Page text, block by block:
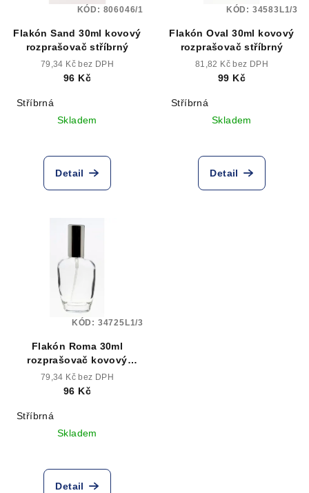
Flakón Sand 30ml kovový
rozprašovač stříbrný
79,34 Kč bez DPH
96 Kč
Stříbrná
Skladem
Detail
KÓD: 806046/1
Flakón Oval 30ml kovový
rozprašovač stříbrný
81,82 Kč bez DPH
99 Kč
Stříbrná
Skladem
Detail
KÓD: 34583L1/3
Flakón Roma 30ml
rozprašovač kovový
stříbrný
79,34 Kč bez DPH
96 Kč
Stříbrná
Skladem
Detail
KÓD: 34725L1/3